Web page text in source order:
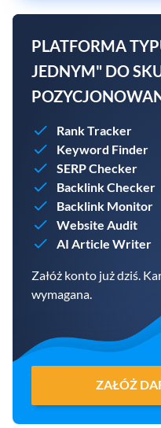
PLATFORMA
JEDNYM" DO
Rank Tracker
Keyword Finder
SERP Checker
Backlink Checker
Backlink Monitor
Website Audit
AI Article Writer
Załóż konto już dziś.
wymagana.
ZAŁÓŻ